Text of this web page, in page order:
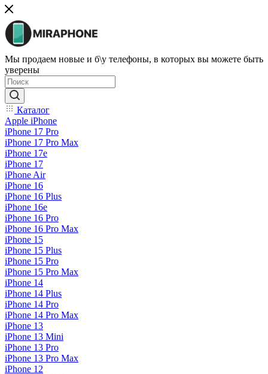
Мы продаем новые и б\у телефоны, в которых вы можете быть
уверены
Каталог
Apple iPhone
iPhone 17 Pro
iPhone 17 Pro Max
iPhone 17e
iPhone 17
iPhone Air
iPhone 16
iPhone 16 Plus
iPhone 16e
iPhone 16 Pro
iPhone 16 Pro Max
iPhone 15
iPhone 15 Plus
iPhone 15 Pro
iPhone 15 Pro Max
iPhone 14
iPhone 14 Plus
iPhone 14 Pro
iPhone 14 Pro Max
iPhone 13
iPhone 13 Mini
iPhone 13 Pro
iPhone 13 Pro Max
iPhone 12